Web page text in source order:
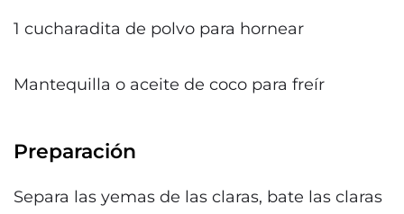
1 cucharadita de polvo para hornear
Mantequilla o aceite de coco para freír
Preparación
Separa las yemas de las claras, bate las claras